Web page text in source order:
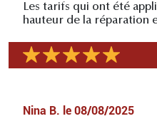
Les tarifs qui ont été
hauteur de la réparation
Nina B. le 08/08/2025